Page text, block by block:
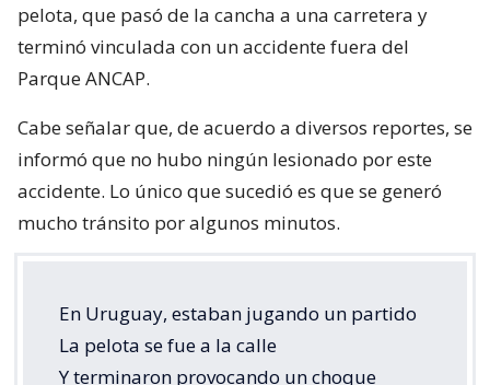
pelota, que pasó de la cancha a una carretera y
terminó vinculada con un accidente fuera del
Parque ANCAP.
Cabe señalar que, de acuerdo a diversos reportes, se
informó que no hubo ningún lesionado por este
accidente. Lo único que sucedió es que se generó
mucho tránsito por algunos minutos.
En Uruguay, estaban jugando un partido
La pelota se fue a la calle
Y terminaron provocando un choque